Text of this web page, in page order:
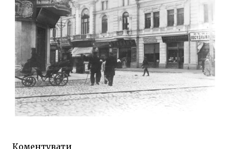
Leave a comment
ЖИТОМИР МИХАЙЛІВСЬКА 1903 РОКУ
Коментувати